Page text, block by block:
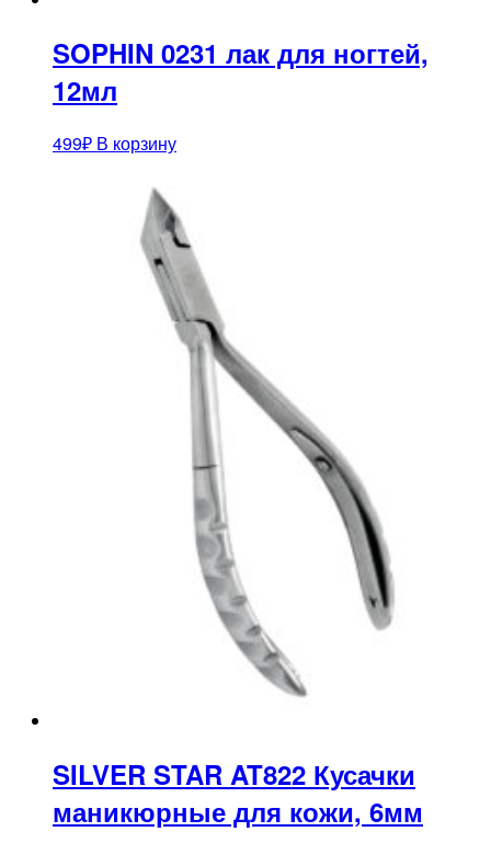
SOPHIN 0231 лак для ногтей,
12мл
499₽ В корзину
SILVER STAR AT822 Кусачки
маникюрные для кожи, 6мм